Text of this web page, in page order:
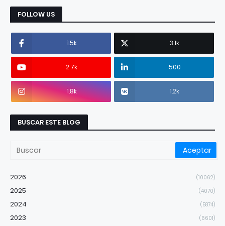
FOLLOW US
1.5k 3.1k
2.7k 500
1.8k 1.2k
BUSCAR ESTE BLOG
2026 (10062)
2025 (4070)
2024 (5874)
2023 (6601)